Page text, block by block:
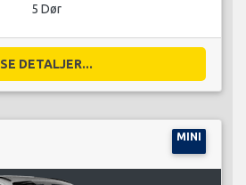
5 Dør
SE DETALJER...
MINI